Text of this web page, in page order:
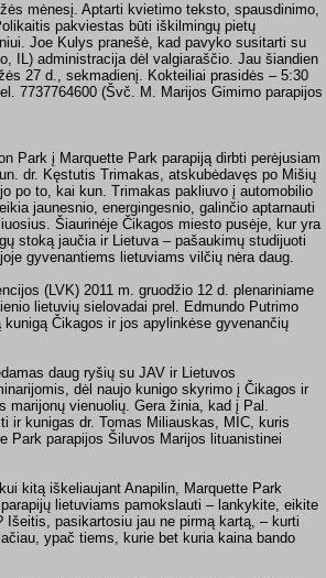
mėnesį. Aptarti kvietimo teksto, spausdinimo,
pakviestas būti iškilmingų pietų
Joe Kulys pranešė, kad pavyko susitarti su
IL) administracija dėl valgiaraščio. Jau šiandien
27 d., sekmadienį. Kokteiliai prasidės – 5:30
7737764600 (Švč. M. Marijos Gimimo parapijos
Park į Marquette Park parapiją dirbti perėjusiam
dr. Kęstutis Trimakas, atskubėdavęs po Mišių
po to, kai kun. Trimakas pakliuvo į automobilio
jaunesnio, energingesnio, galinčio aptarnauti
Šiaurinėje Čikagos miesto pusėje, kur yra
stoką jaučia ir Lietuva – pašaukimų studijuoti
gyvenantiems lietuviams vilčių nėra daug.
(LVK) 2011 m. gruodžio 12 d. plenariniame
lietuvių sielovadai prel. Edmundo Putrimo
Čikagos ir jos apylinkėse gyvenančių
daug ryšių su JAV ir Lietuvos
dėl naujo kunigo skyrimo į Čikagos ir
marijonų vienuolių. Gera žinia, kad į Pal.
ir kunigas dr. Tomas Miliauskas, MIC, kuris
Park parapijos Šiluvos Marijos lituanistinei
kitą iškeliaujant Anapilin, Marquette Park
lietuviams pamokslauti – lankykite, eikite
pasikartosiu jau ne pirmą kartą, – kurti
ypač tiems, kurie bet kuria kaina bando